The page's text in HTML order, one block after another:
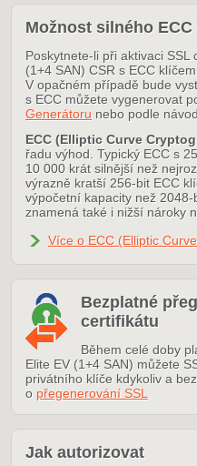
Možnost silného
Poskytnete-li při aktivaci SSL
(1+4 SAN) CSR s ECC
V opačném případě bude
s ECC můžete vygenerovat
Generátoru nebo podle
ECC (Elliptic Curve
řadu výhod. Typický ECC s
10 000 krát silnější než
výrazně kratší 256-bit ECC
výpočetní kapacity než
znamená také i nižší nároky
Více o ECC (Elliptic
Bezplatné
certifikátu
Během celé doby
Elite EV (1+4 SAN) můžete
privátního klíče kdykoliv a
o přegenerování SSL
Jak autorizovat